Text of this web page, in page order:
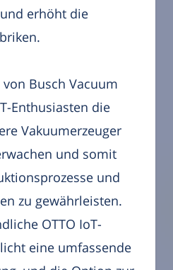
erhöht die
Busch Vacuum
Enthusiasten die
Vakuumerzeuger
und somit
und
zu gewährleisten.
OTTO IoT-
eine umfassende